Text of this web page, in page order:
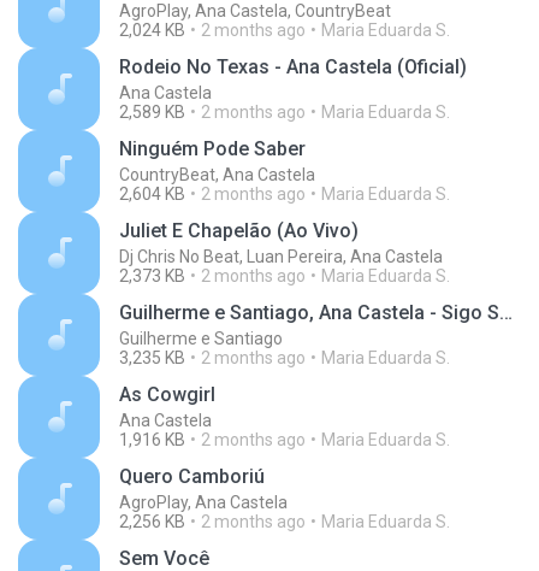
AgroPlay, Ana Castela, CountryBeat
2,024 KB
2 months ago Maria Eduarda S.
Rodeio No Texas - Ana Castela (Oficial)
Ana Castela
2,589 KB
2 months ago Maria Eduarda S.
Ninguém Pode Saber
CountryBeat, Ana Castela
2,604 KB
2 months ago Maria Eduarda S.
Juliet E Chapelão (Ao Vivo)
Dj Chris No Beat, Luan Pereira, Ana Castela
2,373 KB
2 months ago Maria Eduarda S.
Guilherme e Santiago, Ana Castela - Sigo Sofrendo (Vídeo Oficial)
Guilherme e Santiago
3,235 KB
2 months ago Maria Eduarda S.
As Cowgirl
Ana Castela
1,916 KB
2 months ago Maria Eduarda S.
Quero Camboriú
AgroPlay, Ana Castela
2,256 KB
2 months ago Maria Eduarda S.
Sem Você